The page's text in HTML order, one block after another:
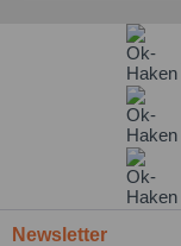
Newsletter